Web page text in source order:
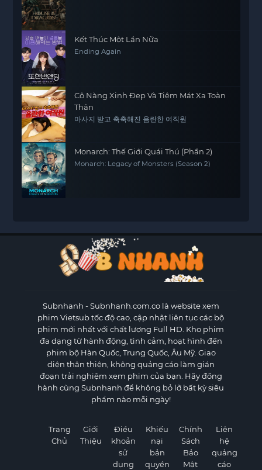
Kết Thúc Một Lần Nữa
Ending Again
Cô Nàng Xinh Đẹp Và Tiệm Mát Xa Toàn
Thân
마사지 받고 축축해진 음란한 여직원
Monarch: Thế Giới Quái Thú (Phần 2)
Monarch: Legacy of Monsters (Season 2)
Subnhanh - Subnhanh.com.co là website xem
phim Vietsub tốc độ cao, cập nhật liên tục các bộ
phim mới nhất với chất lượng Full HD. Kho phim
đa dạng từ hành động, tình cảm, hoạt hình đến
phim bộ Hàn Quốc, Trung Quốc, Âu Mỹ. Giao
diện thân thiện, không quảng cáo làm gián
đoạn trải nghiệm xem phim của bạn. Hãy đồng
hành cùng Subnhanh để không bỏ lỡ bất kỳ siêu
phẩm nào mỗi ngày!
Trang
Chủ
Giới
Thiệu
Điều
khoản
sử
dụng
Khiếu
nại
bản
quyền
Chính
Sách
Bảo
Mật
Liên
hệ
quảng
cáo